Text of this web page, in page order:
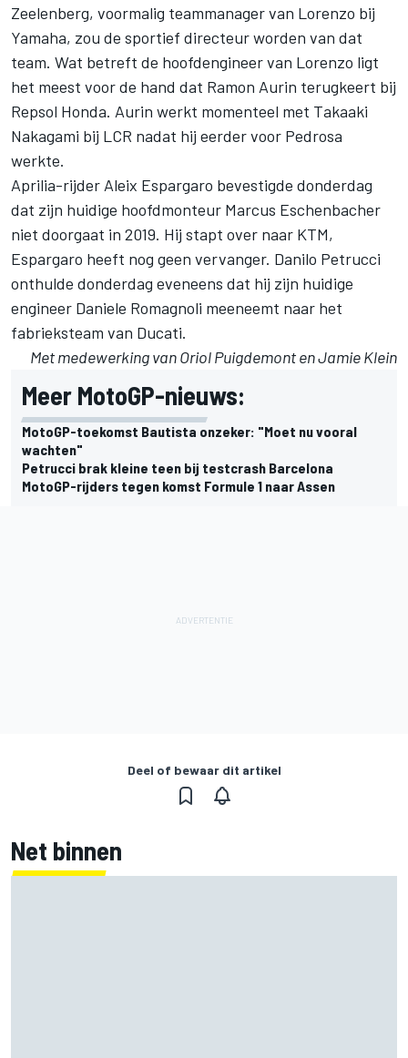
Zeelenberg, voormalig teammanager van Lorenzo bij
Yamaha, zou de sportief directeur worden van dat
team. Wat betreft de hoofdengineer van Lorenzo ligt
het meest voor de hand dat Ramon Aurin terugkeert bij
Repsol Honda. Aurin werkt momenteel met Takaaki
Nakagami bij LCR nadat hij eerder voor Pedrosa
werkte.
Aprilia-rijder Aleix Espargaro bevestigde donderdag
dat zijn huidige hoofdmonteur Marcus Eschenbacher
niet doorgaat in 2019. Hij stapt over naar KTM,
Espargaro heeft nog geen vervanger. Danilo Petrucci
onthulde donderdag eveneens dat hij zijn huidige
engineer Daniele Romagnoli meeneemt naar het
fabrieksteam van Ducati.
Met medewerking van Oriol Puigdemont en Jamie Klein
Meer MotoGP-nieuws:
MotoGP-toekomst Bautista onzeker: "Moet nu vooral
wachten"
Petrucci brak kleine teen bij testcrash Barcelona
MotoGP-rijders tegen komst Formule 1 naar Assen
Deel of bewaar dit artikel
Net binnen